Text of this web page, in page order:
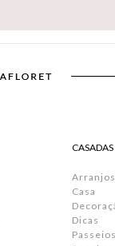
CASADAS
Casa
Dicas
Passeios